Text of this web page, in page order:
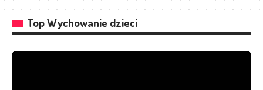
Top Wychowanie dzieci